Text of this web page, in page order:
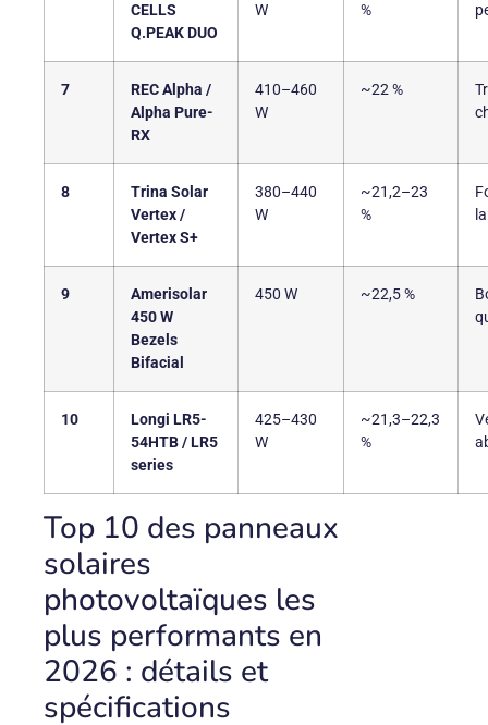
CELLS
Q.PEAK DUO
W
%
7
REC Alpha /
Alpha Pure-
RX
410–460
W
~22 %
8
Trina Solar
Vertex /
Vertex S+
380–440
W
~21,2–23
%
9
Amerisolar
450 W
Bezels
Bifacial
450 W ~22,5 %
10
Longi LR5-
54HTB / LR5
series
425–430
W
~21,3–22,3
%
Top 10 des panneaux
solaires
photovoltaïques les
plus performants en
2026 : détails et
spécifications